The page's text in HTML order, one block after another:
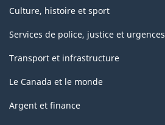
Culture, histoire et sport
Services de police, justice et urgences
Transport et infrastructure
Le Canada et le monde
Argent et finance